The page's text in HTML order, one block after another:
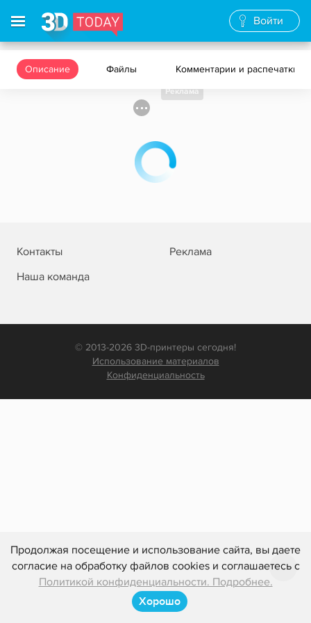
Продолжая посещение и использование сайта, вы даете
согласие на обработку файлов cookies и соглашаетесь с
Политикой конфиденциальности. Подробнее.
Хорошо
Войти
Описание Файлы Комментарии и распечатки
Реклама
Контакты
Реклама
Наша команда
© 2013-2026 3D-принтеры сегодня!
Использование материалов
Конфиденциальность